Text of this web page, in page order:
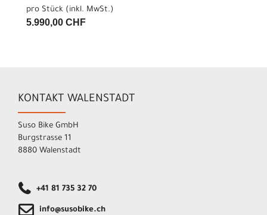
pro Stück (inkl. MwSt.)
5.990,00 CHF
KONTAKT WALENSTADT
Suso Bike GmbH
Burgstrasse 11
8880 Walenstadt
+41 81 735 32 70
info@susobike.ch